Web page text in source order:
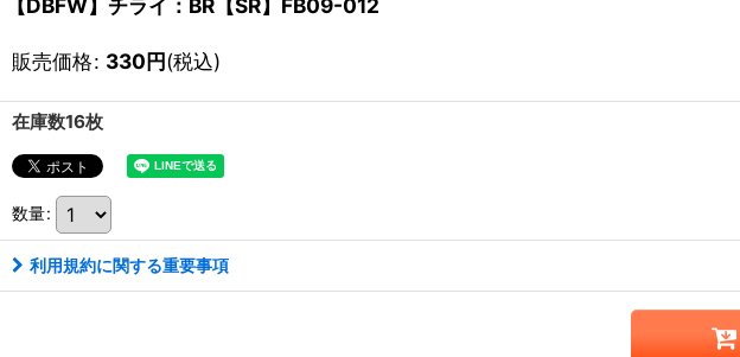
【DBFW】チライ：BR【SR】FB09-012
販売価格: 330円(税込)
在庫数16枚
数量:
利用規約に関する重要事項